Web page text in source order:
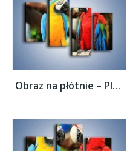
Obraz na płótnie – Ploty papuzie –...